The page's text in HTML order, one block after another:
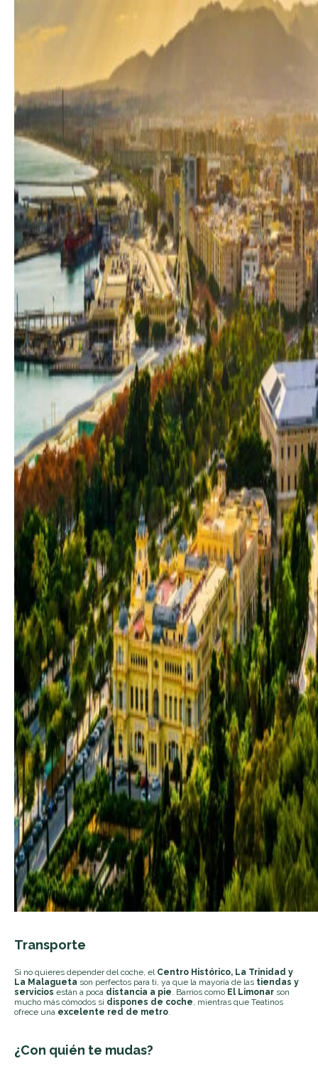
Transporte
Si no quieres depender del coche, el Centro Histórico, La Trinidad y
La Malagueta son perfectos para ti, ya que la mayoría de las tiendas y
servicios están a poca distancia a pie . Barrios como El Limonar son
mucho más cómodos si dispones de coche , mientras que Teatinos
ofrece una excelente red de metro
¿Con quién te mudas?